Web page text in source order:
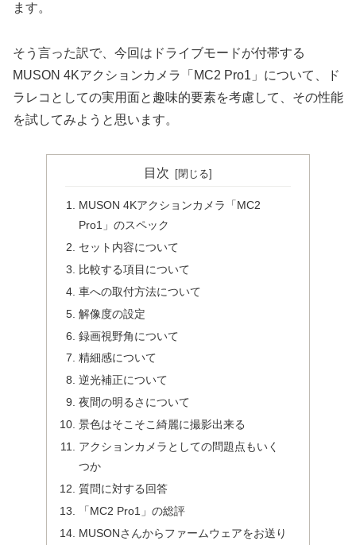
ます。
そう言った訳で、今回はドライブモードが付帯する
MUSON 4Kアクションカメラ「MC2 Pro1」について、ド
ラレコとしての実用面と趣味的要素を考慮して、その性能
を試してみようと思います。
目次
MUSON 4Kアクションカメラ「MC2
Pro1」のスペック
セット内容について
比較する項目について
車への取付方法について
解像度の設定
録画視野角について
精細感について
逆光補正について
夜間の明るさについて
景色はそこそこ綺麗に撮影出来る
アクションカメラとしての問題点もいく
つか
質問に対する回答
「MC2 Pro1」の総評
MUSONさんからファームウェアをお送り